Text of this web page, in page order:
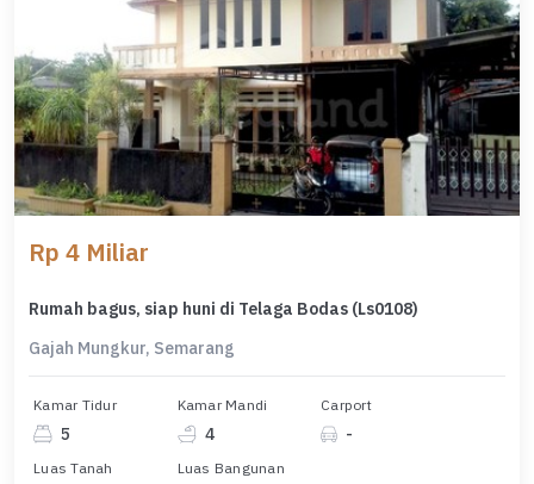
Rp 4 Miliar
Rumah bagus, siap huni di Telaga Bodas (Ls0108)
Gajah Mungkur, Semarang
Kamar Tidur
5
Kamar Mandi
4
Carport
-
Luas Tanah Luas Bangunan